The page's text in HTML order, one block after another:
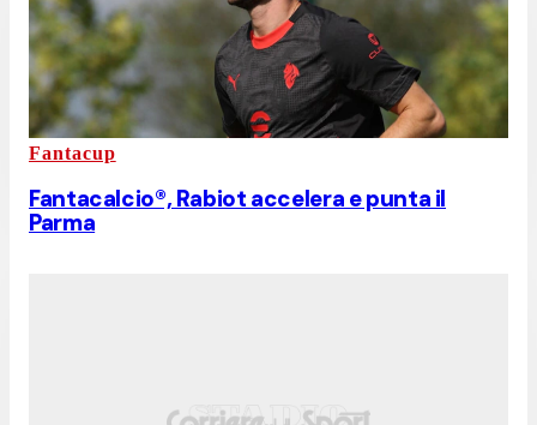
Fantacup
Fantacalcio®, Rabiot accelera e punta il
Parma